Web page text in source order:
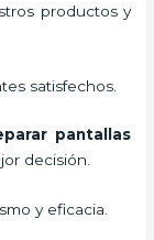
productos y
satisfechos.
pantallas
decisión.
y eficacia.